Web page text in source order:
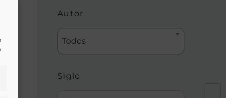
Autor
Todos
Siglo